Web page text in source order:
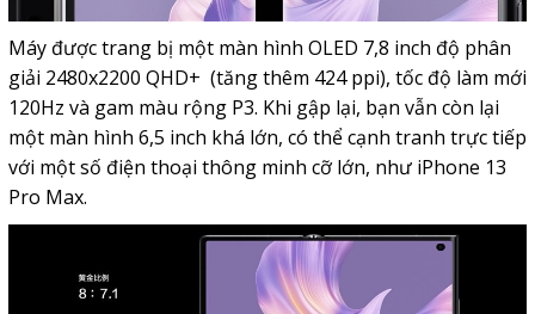
Máy được trang bị một màn hình OLED 7,8 inch độ phân
giải 2480x2200 QHD+ (tăng thêm 424 ppi), tốc độ làm mới
120Hz và gam màu rộng P3. Khi gập lại, bạn vẫn còn lại
một màn hình 6,5 inch khá lớn, có thể cạnh tranh trực tiếp
với một số điện thoại thông minh cỡ lớn, như iPhone 13
Pro Max.